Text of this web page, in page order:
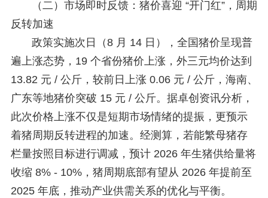
（二）市场即时反馈：猪价喜迎 “开门红”，周期
反转加速
政策实施次日（8 月 14 日），全国猪价呈现普
遍上涨态势，19 个省份猪价上涨，外三元均价达到
13.82 元 / 公斤，较前日上涨 0.06 元 / 公斤，海南、
广东等地猪价突破 15 元 / 公斤。据卓创资讯分析，
此次价格上涨不仅是短期市场情绪的提振，更预示
着猪周期反转进程的加速。经测算，若能繁母猪存
栏量按照目标进行调减，预计 2026 年生猪供给量将
收缩 8% - 10%，猪周期底部有望从 2026 年提前至
2025 年底，推动产业供需关系的优化与平衡。